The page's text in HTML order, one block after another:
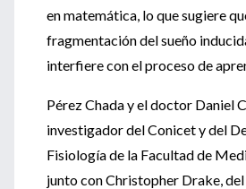
en matemática, lo que sugiere
fragmentación del sueño
interfiere con el proceso de
Pérez Chada y el doctor Daniel
investigador del Conicet y del
Fisiología de la Facultad de
junto con Christopher Drake,